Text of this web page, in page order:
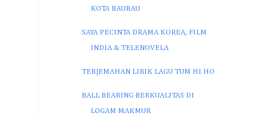
KOTA BAUBAU
SAYA PECINTA DRAMA KOREA, FILM
INDIA & TELENOVELA
TERJEMAHAN LIRIK LAGU TUM HI HO
BALL BEARING BERKUALITAS DI
LOGAM MAKMUR